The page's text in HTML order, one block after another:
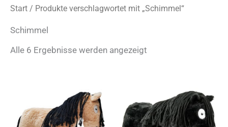
Start / Produkte verschlagwortet mit „Schimmel“
Schimmel
Alle 6 Ergebnisse werden angezeigt